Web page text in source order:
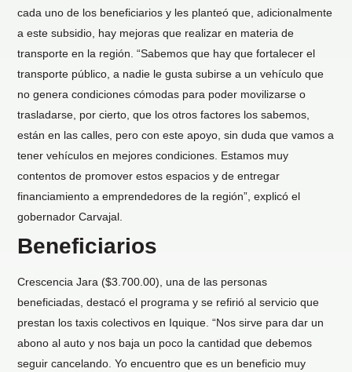
cada uno de los beneficiarios y les planteó que, adicionalmente
a este subsidio, hay mejoras que realizar en materia de
transporte en la región. “Sabemos que hay que fortalecer el
transporte público, a nadie le gusta subirse a un vehículo que
no genera condiciones cómodas para poder movilizarse o
trasladarse, por cierto, que los otros factores los sabemos,
están en las calles, pero con este apoyo, sin duda que vamos a
tener vehículos en mejores condiciones. Estamos muy
contentos de promover estos espacios y de entregar
financiamiento a emprendedores de la región”, explicó el
gobernador Carvajal.
Beneficiarios
Crescencia Jara ($3.700.00), una de las personas
beneficiadas, destacó el programa y se refirió al servicio que
prestan los taxis colectivos en Iquique. “Nos sirve para dar un
abono al auto y nos baja un poco la cantidad que debemos
seguir cancelando. Yo encuentro que es un beneficio muy